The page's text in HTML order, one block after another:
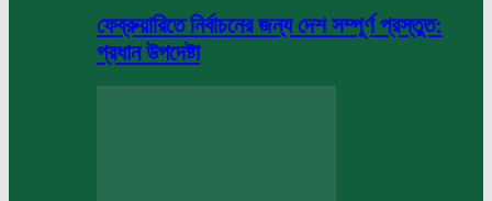
ফেব্রুয়ারিতে নির্বাচনের জন্য দেশ সম্পূর্ণ প্রস্তুত:
প্রধান উপদেষ্টা